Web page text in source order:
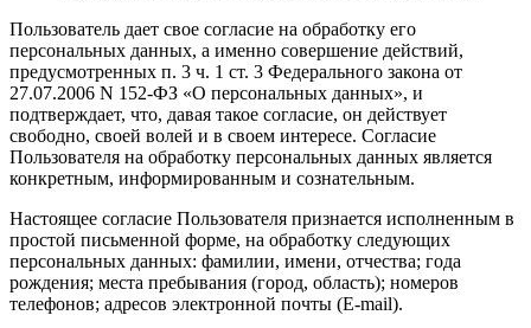
Пользователь дает свое согласие на обработку его
персональных данных, а именно совершение действий,
предусмотренных п. 3 ч. 1 ст. 3 Федерального закона от
27.07.2006 N 152-ФЗ «О персональных данных», и
подтверждает, что, давая такое согласие, он действует
свободно, своей волей и в своем интересе. Согласие
Пользователя на обработку персональных данных является
конкретным, информированным и сознательным.
Настоящее согласие Пользователя признается исполненным в
простой письменной форме, на обработку следующих
персональных данных: фамилии, имени, отчества; года
рождения; места пребывания (город, область); номеров
телефонов; адресов электронной почты (E-mail).